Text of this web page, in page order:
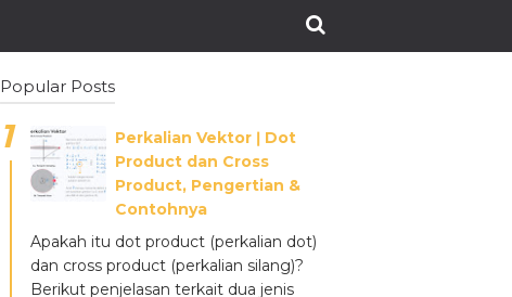
Popular Posts
Perkalian Vektor ǀ Dot
Product dan Cross
Product, Pengertian &
Contohnya
Apakah itu dot product (perkalian dot)
dan cross product (perkalian silang)?
Berikut penjelasan terkait dua jenis